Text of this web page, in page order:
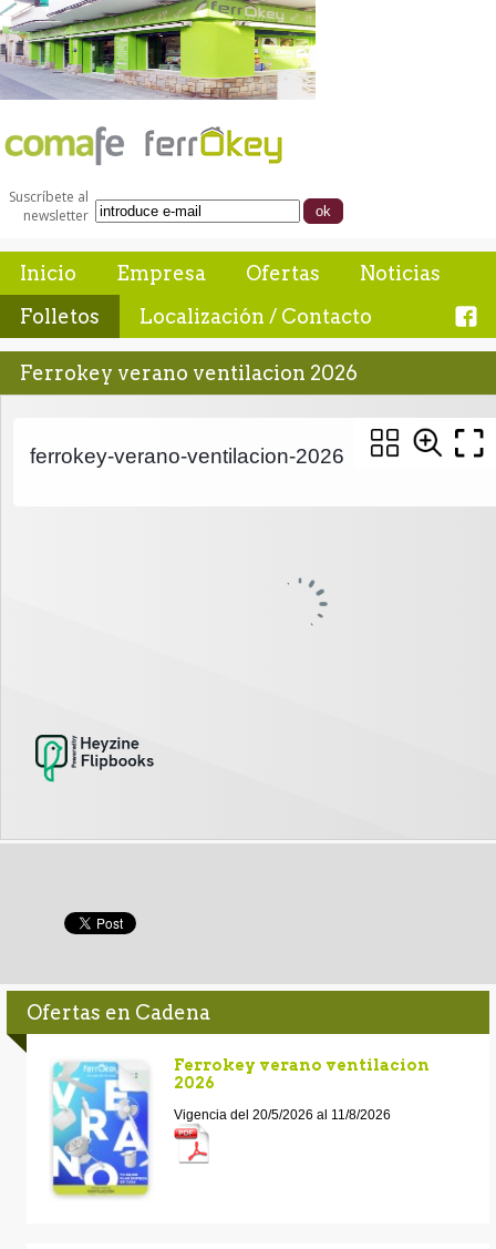
Suscríbete al
newsletter
Inicio Empresa Ofertas
Noticias
Folletos
Localización / Contacto
Ferrokey verano ventilacion 2026
Ofertas en Cadena
Ferrokey verano ventilacion
2026
Vigencia del 20/5/2026 al 11/8/2026